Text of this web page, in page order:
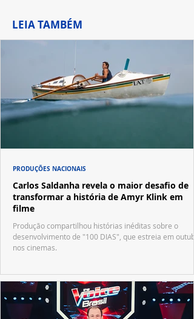
LEIA TAMBÉM
Carlos Saldanha revela o maior desafio de
transformar a história de Amyr Klink em
filme
Produção compartilhou histórias inéditas sobre o
desenvolvimento de "100 DIAS", que estreia em
nos cinemas.
PRODUÇÕES NACIONAIS